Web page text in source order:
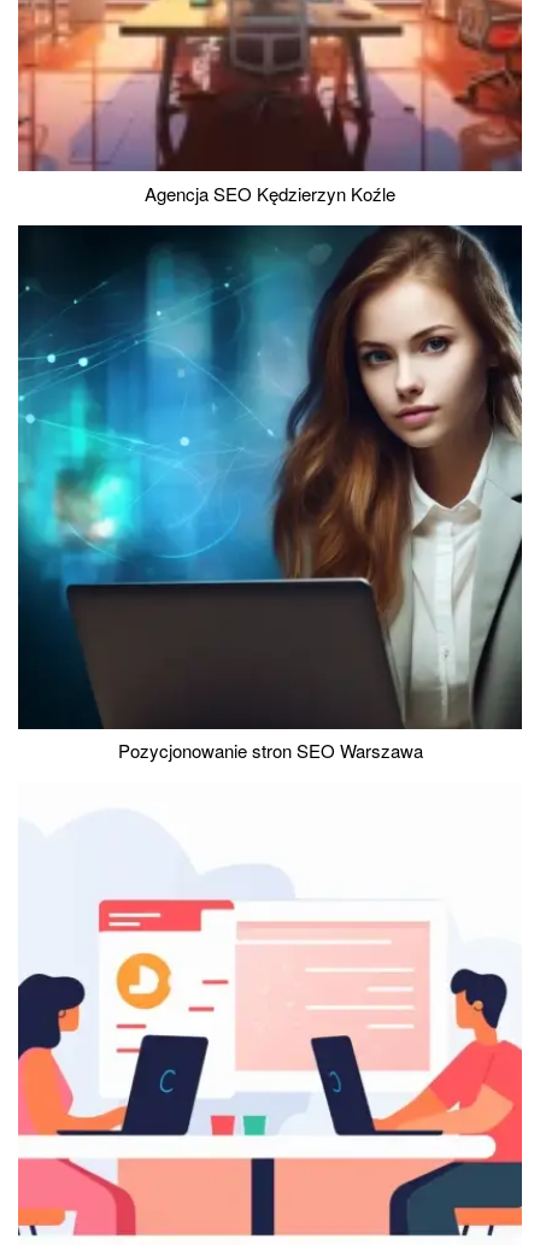
Agencja SEO Kędzierzyn Koźle
Pozycjonowanie stron SEO Warszawa